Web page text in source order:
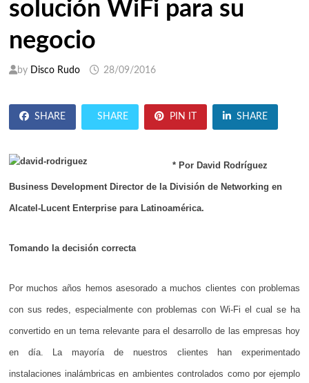
solución WiFi para su
negocio
by Disco Rudo 28/09/2016
SHARE SHARE PIN IT SHARE
* Por David Rodríguez
Business Development Director de la División de Networking en
Alcatel-Lucent Enterprise para Latinoamérica.
Tomando la decisión correcta
Por muchos años hemos asesorado a muchos clientes con problemas
con sus redes, especialmente con problemas con Wi-Fi el cual se ha
convertido en un tema relevante para el desarrollo de las empresas hoy
en día. La mayoría de nuestros clientes han experimentado
instalaciones inalámbricas en ambientes controlados como por ejemplo